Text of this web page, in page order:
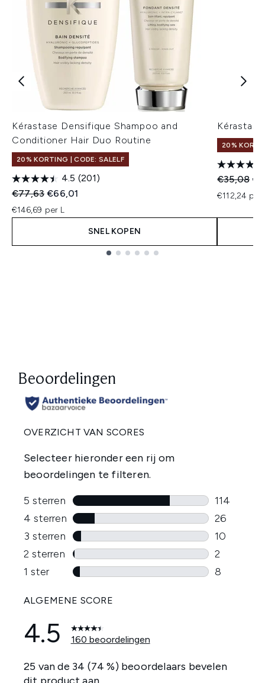
Kérastase Densifique Shampoo and
Conditioner Hair Duo Routine
20% KORTING | CODE: SALELF
4.5 (201)
Recommended Retail Price:
€77,63Huidige prijs:
€66,01
€146,69 per L
SNEL KOPEN
20%
€35,08
€112,24 per